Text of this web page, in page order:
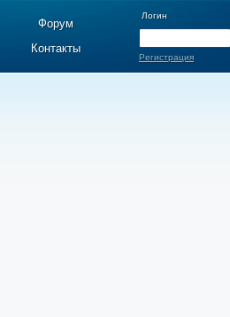
Форум
Контакты
Логин
Регистрация